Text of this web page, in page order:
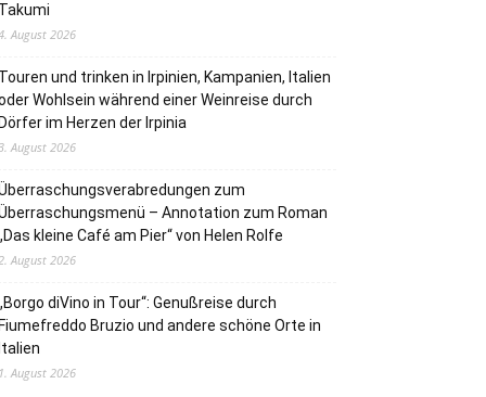
August 2026
und trinken in Irpinien, Kampanien, Italien
Wohlsein während einer Weinreise durch
im Herzen der Irpinia
August 2026
zum
– Annotation zum Roman
kleine Café am Pier“ von Helen Rolfe
August 2026
diVino in Tour“: Genußreise durch
Bruzio und andere schöne Orte in
August 2026